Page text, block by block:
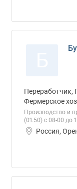
Переработчик,
Фермерское
Производство и
(01.50) с 08-00 до
Россия,